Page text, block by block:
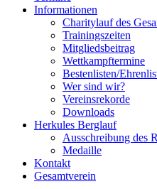
Informationen
Charitylauf des
Trainingszeiten
Mitgliedsbeitrag
Wettkampftermine
Bestenlisten/
Wer sind wir?
Vereinsrekorde
Downloads
Herkules Berglauf
Ausschreibung des
Medaille
Kontakt
Gesamtverein